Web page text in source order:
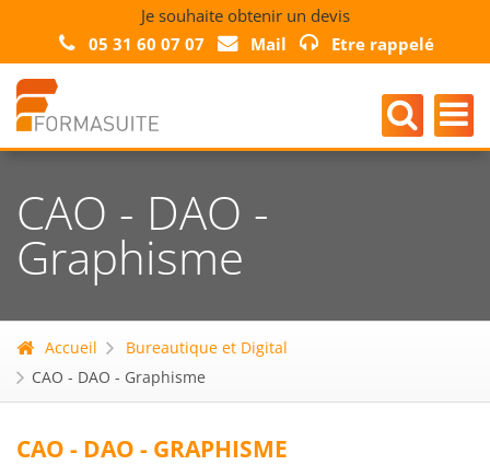
Je souhaite obtenir un devis
05 31 60 07 07
Mail Etre rappelé
CAO - DAO -
Graphisme
Accueil
Bureautique et Digital
CAO - DAO - Graphisme
CAO - DAO - GRAPHISME